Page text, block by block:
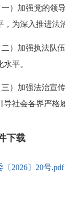
一）加强党的领
为深入推进法
二）加强执法队
平。
三）加强法治宣
导社会各界严格
下载
〔2026〕20号.pdf